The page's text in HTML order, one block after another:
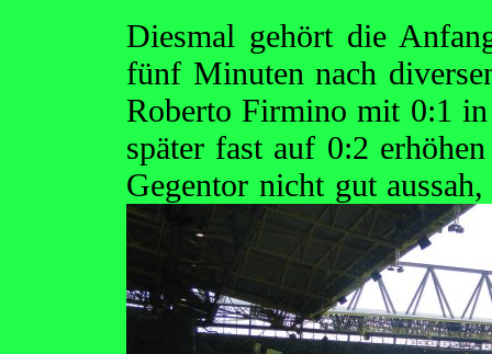
Diesmal gehört die
fünf Minuten nach
Roberto Firmino mit 0:1
später fast auf 0:2
Gegentor nicht gut